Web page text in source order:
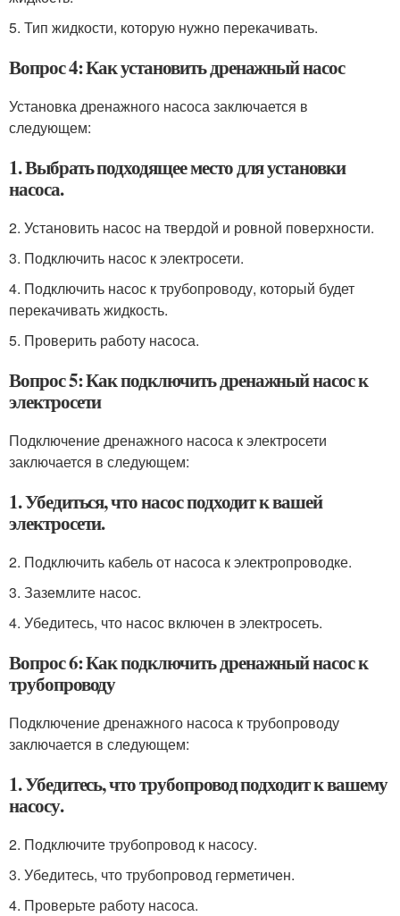
5. Тип жидкости, которую нужно перекачивать.
Вопрос 4: Как установить дренажный насос
Установка дренажного насоса заключается в
следующем:
1. Выбрать подходящее место для установки
насоса.
2. Установить насос на твердой и ровной поверхности.
3. Подключить насос к электросети.
4. Подключить насос к трубопроводу, который будет
перекачивать жидкость.
5. Проверить работу насоса.
Вопрос 5: Как подключить дренажный насос к
электросети
Подключение дренажного насоса к электросети
заключается в следующем:
1. Убедиться, что насос подходит к вашей
электросети.
2. Подключить кабель от насоса к электропроводке.
3. Заземлите насос.
4. Убедитесь, что насос включен в электросеть.
Вопрос 6: Как подключить дренажный насос к
трубопроводу
Подключение дренажного насоса к трубопроводу
заключается в следующем:
1. Убедитесь, что трубопровод подходит к вашему
насосу.
2. Подключите трубопровод к насосу.
3. Убедитесь, что трубопровод герметичен.
4. Проверьте работу насоса.